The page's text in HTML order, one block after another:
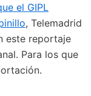
el GIPL
, Telemadrid
este reportaje
Para los que